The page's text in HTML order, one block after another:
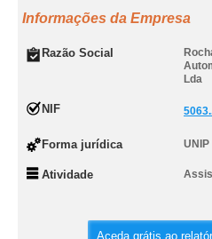
Informações da Empresa
Razão Social
Lda
NIF
Forma jurídica UNIP
Atividade
Aceda grátis ao